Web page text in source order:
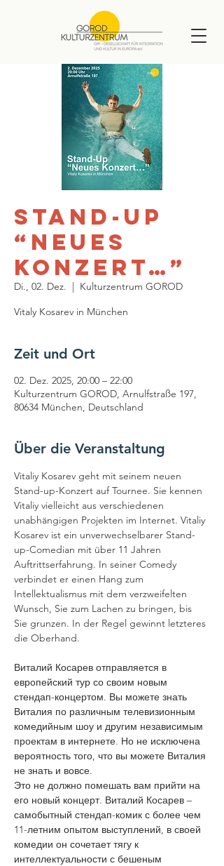
Stand-Up
“Neues
Konzert…”
Di., 02. Dez.
  |
Kulturzentrum GOROD
Vitaly Kosarev in München
Zeit und Ort
02. Dez. 2025, 20:00 – 22:00
Kulturzentrum GOROD, Arnulfstraße 197,
80634 München, Deutschland
Über die Veranstaltung
Vitaliy Kosarev geht mit seinem neuen
Stand-up-Konzert auf Tournee. Sie kennen
Vitaliy vielleicht aus verschiedenen
unabhängigen Projekten im Internet. Vitaliy
Kosarev ist ein unverwechselbarer Stand-
up-Comedian mit über 11 Jahren
Auftrittserfahrung. In seiner Comedy
verbindet er einen Hang zum
Intellektualismus mit dem verzweifelten
Wunsch, Sie zum Lachen zu bringen, bis
Sie grunzen. In der Regel gewinnt letzteres
die Oberhand.
Виталий Косарев отправляется в
европейский тур со своим новым
стендап-концертом. Вы можете знать
Виталия по различным телевизионным
комедийным шоу и другим независимым
проектам в интернете. Но не исключена
вероятность того, что вы можете Виталия
не знать и вовсе.
Это не должно помешать вам прийти на
его новый концерт. Виталий Косарев –
самобытный стендап-комик с более чем
11-летним опытом выступлений, в своей
комедии он сочетает тягу к
интеллектуальности с бешеным